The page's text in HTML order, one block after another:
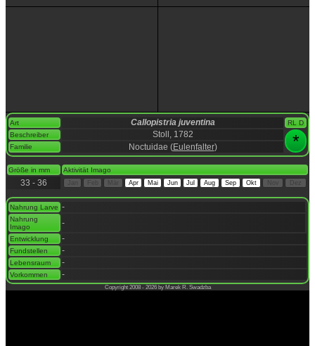
Art Callopistria juventina
RL D
Beschreiber
Stoll, 1782 *
Familie Noctuidae (Eulenfalter)
Größe in mm Aktivität Imago
33 - 36 Apr Mai Jun Jul Aug Sep Okt Dez
Nahrung Larve -
Nahrung
Imago
-
Entwicklung -
Fundstellen -
Lebensraum -
Vorkommen -
Copyright 2008 - 2026 by Marek R. Swadzba